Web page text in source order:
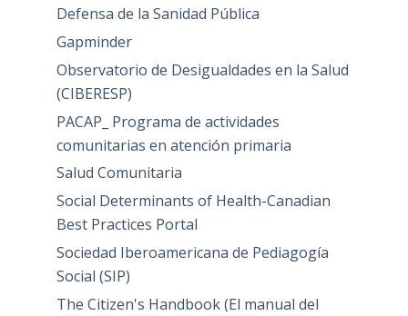
Defensa de la Sanidad Pública
Gapminder
Observatorio de Desigualdades en la Salud
(CIBERESP)
PACAP_ Programa de actividades
comunitarias en atención primaria
Salud Comunitaria
Social Determinants of Health-Canadian
Best Practices Portal
Sociedad Iberoamericana de Pediagogía
Social (SIP)
The Citizen's Handbook (El manual del